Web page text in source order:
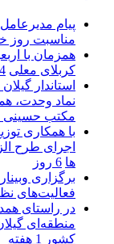
پیام
مناسبت روز
همزمان با
کربلای معلی 4 روز
استاندار
نماد وحدت،
مکتب
با همکاری
اجرای طرح
ها 6 روز
برگزاری
فعالیت‌های
در راستای
منطقه‌ای
كشور
1 هفته